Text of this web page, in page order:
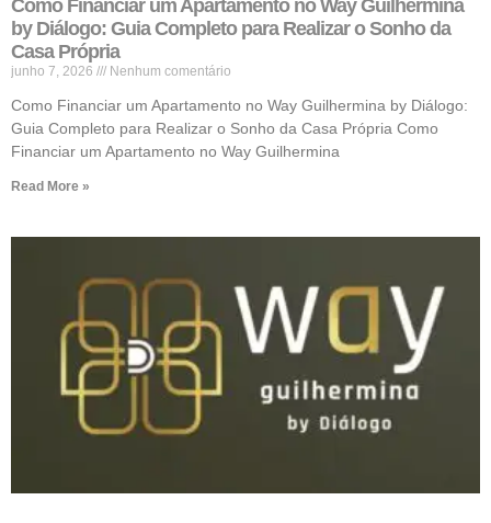
Como Financiar um Apartamento no Way Guilhermina
by Diálogo: Guia Completo para Realizar o Sonho da
Casa Própria
junho 7, 2026 Nenhum comentário
Como Financiar um Apartamento no Way Guilhermina by Diálogo:
Guia Completo para Realizar o Sonho da Casa Própria Como
Financiar um Apartamento no Way Guilhermina
Read More »